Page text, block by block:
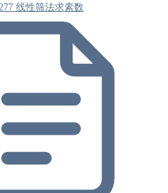
线性筛法求素数